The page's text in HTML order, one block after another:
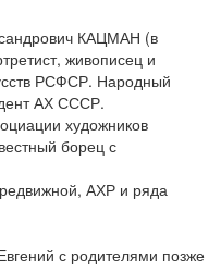
КАЦМАН (в
живописец и
РСФСР. Народный
АХ СССР.
художников
борец с
АХР и ряда
с родителями позже